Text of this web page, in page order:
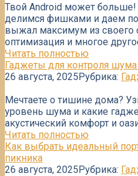
Твой Android может
делимся фишками и даем
выжал максимум из своего
оптимизация и многое
Читать полностью
Гаджеты для контроля
26 августа, 2025Рубрика:
Мечтаете о тишине дома?
уровень шума и какие
акустический комфорт и
Читать полностью
Как выбрать идеальный
пикника
26 августа, 2025Рубрика: